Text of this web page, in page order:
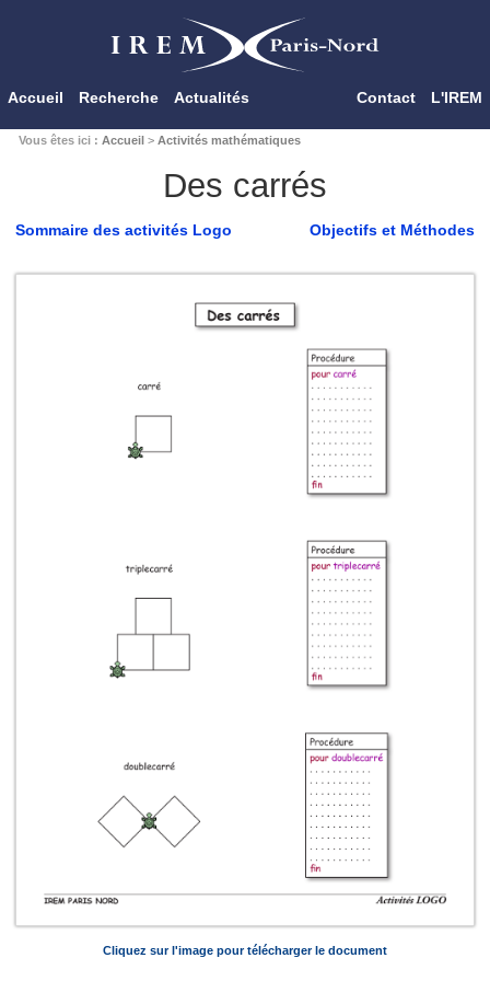
Accueil Recherche Actualités Contact L'IREM
Vous êtes ici : Accueil> Activités mathématiques
Des carrés
Objectifs et Méthodes
Sommaire des activités Logo
Cliquez sur l'image pour télécharger le document